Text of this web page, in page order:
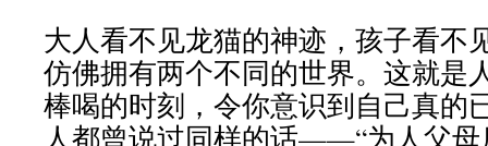
大人看不见龙猫的神迹，孩子看不
仿佛拥有两个不同的世界。这就是
棒喝的时刻，令你意识到自己真的
人都曾说过同样的话——“为人父母